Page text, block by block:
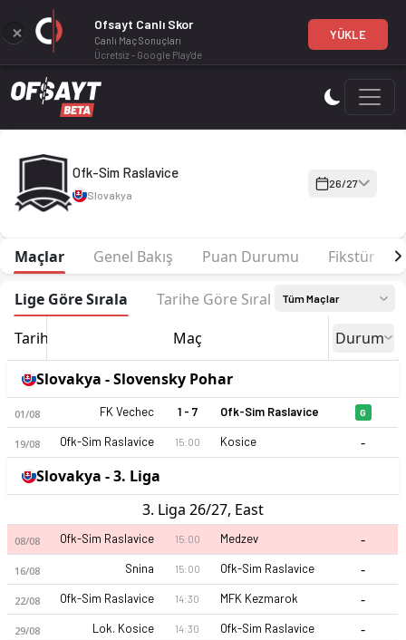
Ofk-Sim Raslavice 26-27 sezonu | 3. Liga 3. Liga 26/27,
Ofk-Sim Raslavice
Slovakya
26/27
Maçlar Genel Bakış Puan Durumu Fikstür
Lige Göre Sırala Tarihe Göre Sırala Tüm Maçlar
Tarih Maç Durum
Slovakya - Slovensky Pohar
01/08 FK Vechec 1 - 7 Ofk-Sim Raslavice G
19/08 Ofk-Sim Raslavice 15:00 Kosice
-
Slovakya - 3. Liga
3. Liga 26/27, East
08/08 Ofk-Sim Raslavice 15:00 Medzev -
16/08 Snina 15:00 Ofk-Sim Raslavice -
22/08 Ofk-Sim Raslavice 14:30 MFK Kezmarok -
29/08 Lok. Kosice 14:30 Ofk-Sim Raslavice -
Ofsayt Canlı Skor
Canlı Maç Sonuçları
Ücretsiz - Google Play'de
YÜKLE